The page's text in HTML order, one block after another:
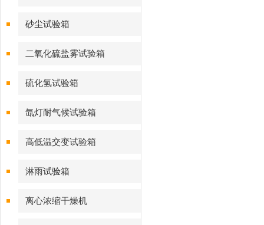
砂尘试验箱
二氧化硫盐雾试验箱
硫化氢试验箱
氙灯耐气候试验箱
高低温交变试验箱
淋雨试验箱
离心浓缩干燥机